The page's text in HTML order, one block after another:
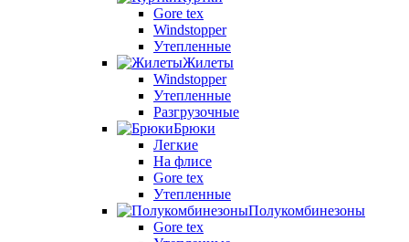
Gore tex
Windstopper
Утепленные
Жилеты
Windstopper
Утепленные
Разгрузочные
Брюки
Легкие
На флисе
Gore tex
Утепленные
Полукомбинезоны
Gore tex